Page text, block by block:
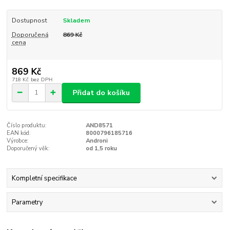
Dostupnost
Skladem
Doporučená
cena
869 Kč
869 Kč
718 Kč bez DPH
Přidat do košíku
Číslo produktu:
AND8571
EAN kód:
8000796185716
Výrobce:
Androni
Doporučený věk:
od 1,5 roku
Kompletní specifikace
Parametry